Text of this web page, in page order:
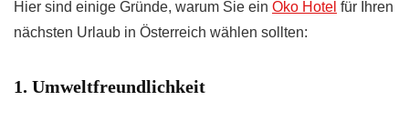
Hier sind einige Gründe, warum Sie ein Öko Hotel für Ihren
nächsten Urlaub in Österreich wählen sollten:
1. Umweltfreundlichkeit